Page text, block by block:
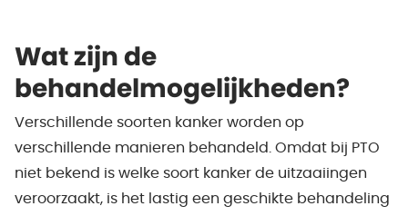
Wat zijn de
behandelmogelijkheden?
Verschillende soorten kanker worden op
verschillende manieren behandeld. Omdat bij PTO
niet bekend is welke soort kanker de uitzaaiingen
veroorzaakt, is het lastig een geschikte behandeling